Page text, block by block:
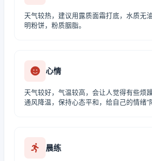
天气较热，建议用露质面霜打底，水质无
明粉饼，粉质胭脂。
心情
天气较好，气温较高，会让人觉得有些烦
通风降温，保持心态平和，给自己的情绪“
晨练